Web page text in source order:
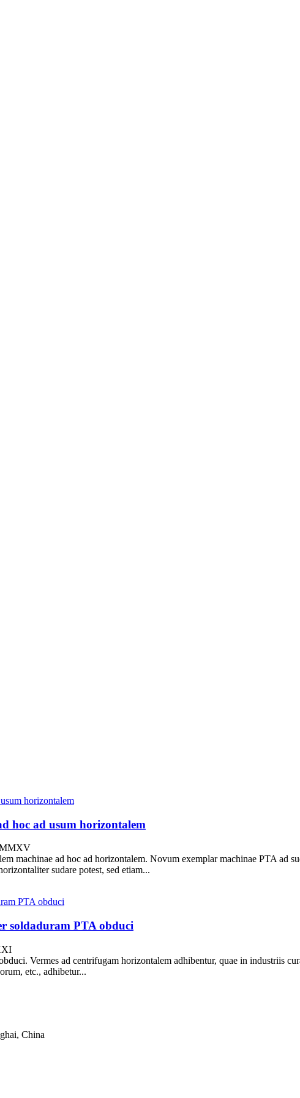
hoc ad usum horizontalem
MMXV
machinae ad hoc ad horizontalem. Novum exemplar machinae PTA ad
sudare potest, sed etiam...
soldaduram PTA obduci
Vermes ad centrifugam horizontalem adhibentur, quae in industriis
etc., adhibetur...
China